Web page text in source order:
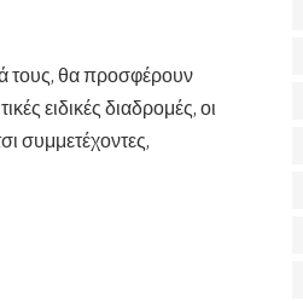
τους, θα προσφέρουν
ειδικές διαδρομές, οι
συμμετέχοντες,